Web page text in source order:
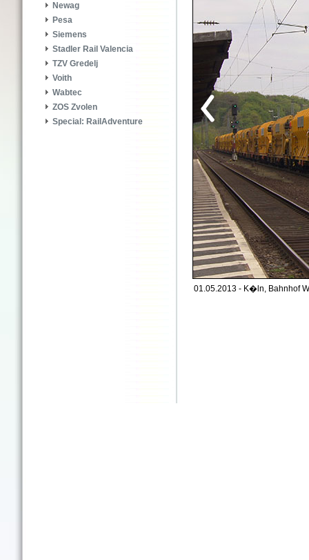
Newag
Pesa
Siemens
Stadler Rail Valencia
TZV Gredelj
Voith
Wabtec
ZOS Zvolen
Special: RailAdventure
01.05.2013 - K�ln, Bahnhof